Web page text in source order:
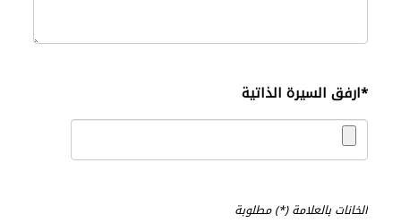
*ارفق السيرة الذاتية
الخانات بالعلامة (*) مطلوبة